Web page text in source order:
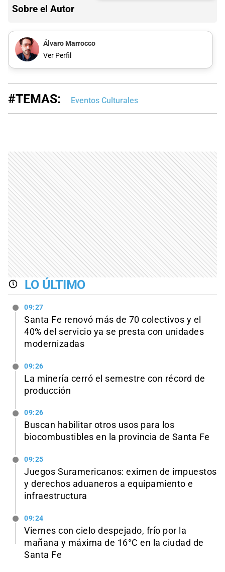
Sobre el Autor
Álvaro Marrocco
Ver Perfil
#TEMAS: Eventos Culturales
LO ÚLTIMO
09:27
Santa Fe renovó más de 70 colectivos y el
40% del servicio ya se presta con unidades
modernizadas
09:26
La minería cerró el semestre con récord de
producción
09:26
Buscan habilitar otros usos para los
biocombustibles en la provincia de Santa Fe
09:25
Juegos Suramericanos: eximen de impuestos
y derechos aduaneros a equipamiento e
infraestructura
09:24
Viernes con cielo despejado, frío por la
mañana y máxima de 16°C en la ciudad de
Santa Fe